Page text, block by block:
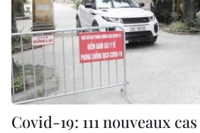
Covid-19: 111 nouveaux